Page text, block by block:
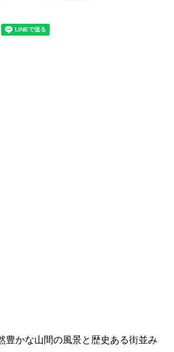
豊かな山間の風景と歴史ある街並み